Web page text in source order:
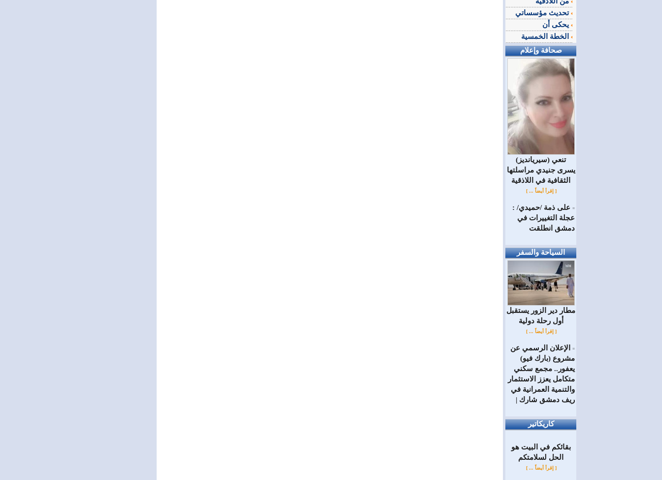
تحديث مؤسساتي
صحافة وإعلام
(سيريانديز) تنعي
يسرى جنيدي مراسلتها
الثقافية في اللاذقية
[ إقرأ أيضاً ... ]
= على ذمة /حميدي/ :
عجلة التغييرات في
دمشق انطلقت
السياحة والسفر
مطار دير الزور يستقبل
أول رحلة دولية
[ إقرأ أيضاً ... ]
=
الإعلان الرسمي عن
مشروع (بارك فيو)
يعفور.. مجمع سكني
متكامل يعزز الاستثمار
والتنمية العمرانية في
ريف دمشق شارك |
كاريكاتير
بقائكم في البيت هو
الحل لسلامتكم
[ إقرأ أيضاً ... ]